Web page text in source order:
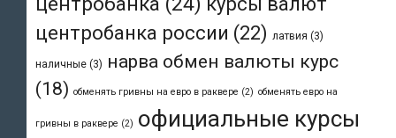
центробанка россии (22) латвия (3)
наличные (3) нарва обмен валюты курс
(18) обменять гривны на евро в раквере (2) обменять евро на
гривны в раквере (2) официальные курсы